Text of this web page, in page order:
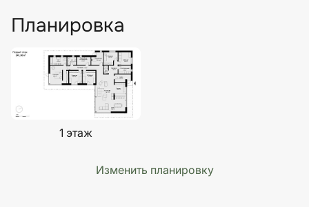
Планировка
1 этаж
Изменить планировку